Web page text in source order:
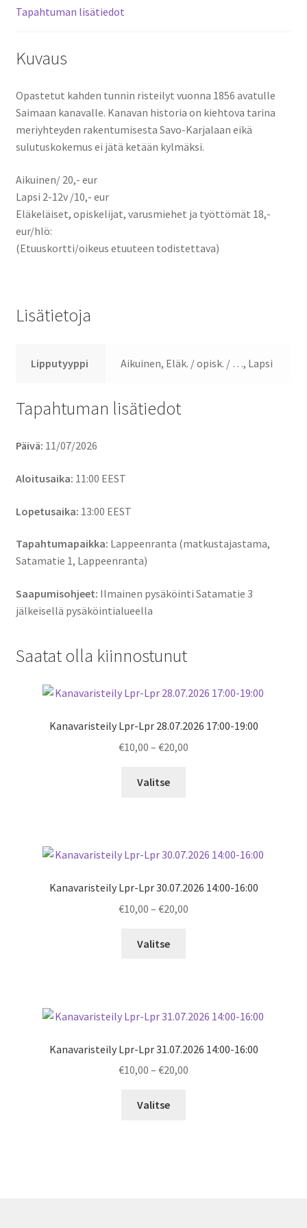
Tapahtuman lisätiedot
Kuvaus
Opastetut kahden tunnin risteilyt vuonna 1856 avatulle
Saimaan kanavalle. Kanavan historia on kiehtova tarina
meriyhteyden rakentumisesta Savo-Karjalaan eikä
sulutuskokemus ei jätä ketään kylmäksi.
Aikuinen/ 20,- eur
Lapsi 2-12v /10,- eur
Eläkeläiset, opiskelijat, varusmiehet ja työttömät 18,-
eur/hlö:
(Etuuskortti/oikeus etuuteen todistettava)
Lisätietoja
Lipputyyppi Aikuinen, Eläk. / opisk. / …, Lapsi
Tapahtuman lisätiedot
Päivä: 11/07/2026
Aloitusaika: 11:00 EEST
Lopetusaika: 13:00 EEST
Tapahtumapaikka: Lappeenranta (matkustajastama,
Satamatie 1, Lappeenranta)
Saapumisohjeet: Ilmainen pysäköinti Satamatie 3
jälkeisellä pysäköintialueella
Saatat olla kiinnostunut
Kanavaristeily Lpr-Lpr 28.07.2026 17:00-19:00
€10,00 – €20,00
Valitse
Kanavaristeily Lpr-Lpr 30.07.2026 14:00-16:00
€10,00 – €20,00
Valitse
Kanavaristeily Lpr-Lpr 31.07.2026 14:00-16:00
€10,00 – €20,00
Valitse